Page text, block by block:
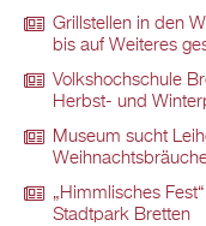
Grillstellen in den
bis auf Weiteres
Volkshochschule
Herbst- und
Museum sucht
„Himmlisches
Stadtpark Bretten